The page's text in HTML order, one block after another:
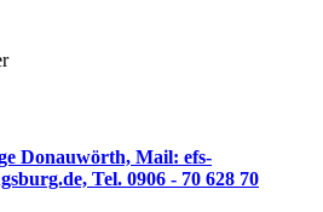
Donauwörth, Mail: efs-
Tel. 0906 - 70 628 70